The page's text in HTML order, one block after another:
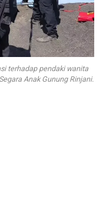
terhadap pendaki wanita
Anak Gunung Rinjani.